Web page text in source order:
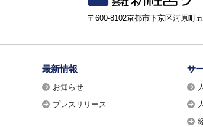
〒600-8102京都市下京区河原町
最新情報
お知らせ
プレスリリース
サ